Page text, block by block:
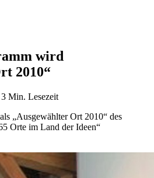
wird
2010“
3 Min. Lesezeit
„Ausgewählter Ort 2010“ des
Orte im Land der Ideen“